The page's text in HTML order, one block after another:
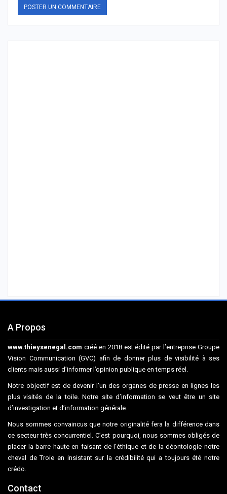
A Propos
www.thieysenegal.com créé en 2018 est édité par l’entreprise Groupe
Vision Communication (GVC) afin de donner plus de visibilité à ses
clients mais aussi d’informer l’opinion publique en temps réel.
Notre objectif est de devenir l’un des organes de presse en lignes les
plus visités de la toile. Notre site d’information se veut être un site
d’investigation et d’information générale.
Nous sommes convaincus que notre originalité fera la différence dans
ce secteur très concurrentiel. C’est pourquoi, nous sommes obligés de
placer la barre haute en faisant de l’éthique et de la déontologie notre
cheval de Troie en insistant sur la crédibilité qui a toujours été notre
crédo.
Contact